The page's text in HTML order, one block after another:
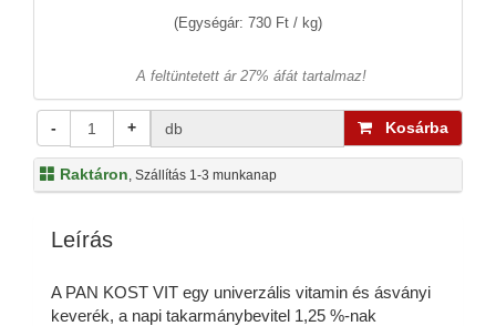
(Egységár: 730 Ft / kg)
A feltüntetett ár 27% áfát tartalmaz!
- + db Kosárba
Raktáron, Szállítás 1-3 munkanap
Leírás
A PAN KOST VIT egy univerzális vitamin és ásványi
keverék, a napi takarmánybevitel 1,25 %-nak